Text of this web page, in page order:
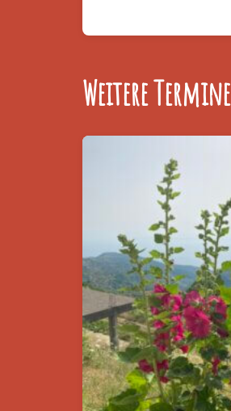
Weitere Termine